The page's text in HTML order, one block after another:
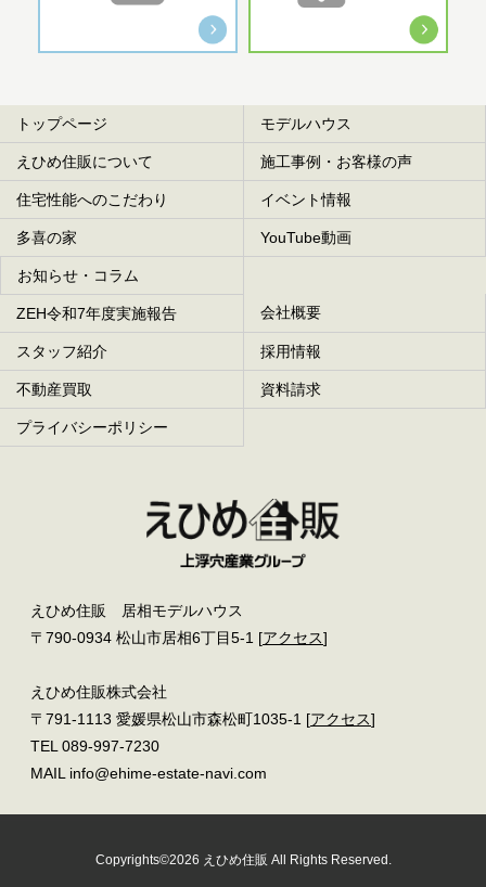
トップページ モデルハウス
えひめ住販について 施工事例・お客様の声
住宅性能へのこだわり イベント情報
多喜の家 YouTube動画
お知らせ・コラム
ZEH令和7年度実施報告 会社概要
スタッフ紹介 採用情報
不動産買取 資料請求
プライバシーポリシー
えひめ住販 居相モデルハウス
〒790-0934 松山市居相6丁目5-1 [アクセス]
えひめ住販株式会社
〒791-1113 愛媛県松山市森松町1035-1 [アクセス]
TEL 089-997-7230
MAIL info@ehime-estate-navi.com
Copyrights©2026 えひめ住販 All Rights Reserved.